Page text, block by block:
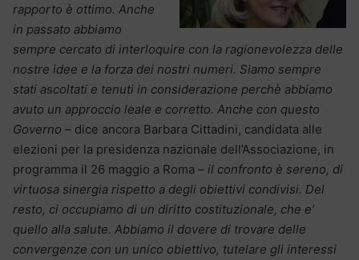
rapporto è ottimo. Anche
in passato abbiamo
sempre cercato di interloquire con la ragionevolezza delle
nostre idee e la forza dei nostri numeri. Siamo sempre
stati ascoltati e tenuti in considerazione perchè abbiamo
avuto un approccio leale e corretto. Anche con questo
Governo – dice ancora Barbara Cittadini, candidata alle
elezioni per la presidenza nazionale dell’Associazione, in
programma il 26 maggio a Roma – il confronto è sereno, di
virtuosa sinergia rispetto a degli obiettivi condivisi. Del
resto, ci occupiamo di un diritto costituzionale, che e’
quello alla salute. Abbiamo il dovere di trovare delle
convergenze con un unico obiettivo, tutelare gli interessi